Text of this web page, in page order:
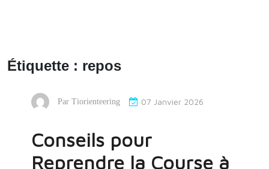
Étiquette : repos
Par Tiorienteering 07 Janvier 2026
Conseils pour
Reprendre la Course à